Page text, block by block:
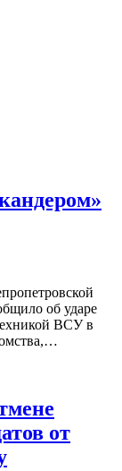
об ударе
ВСУ в
от